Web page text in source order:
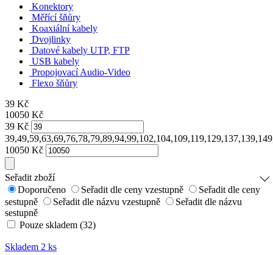
Konektory
Měřící šňůry
Koaxiální kabely
Dvojlinky
Datové kabely UTP, FTP
USB kabely
Propojovací Audio-Video
Flexo šňůry
39 Kč
10050 Kč
39 Kč
10050 Kč
Seřadit zboží
Doporučeno
Seřadit dle ceny vzestupně
Seřadit dle ceny
sestupně
Seřadit dle názvu vzestupně
Seřadit dle názvu
sestupně
Pouze skladem (32)
Skladem 2 ks